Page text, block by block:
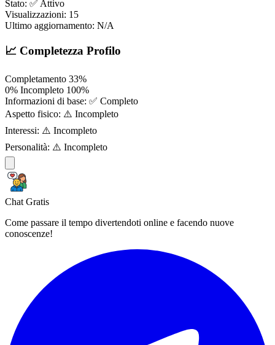
Stato: ✅ Attivo
Visualizzazioni: 15
Ultimo aggiornamento: N/A
📈 Completezza Profilo
Completamento 33%
0% Incompleto 100%
Informazioni di base: ✅ Completo
Aspetto fisico: ⚠️ Incompleto
Interessi: ⚠️ Incompleto
Personalità: ⚠️ Incompleto
Chat Gratis
Come passare il tempo divertendoti online e facendo nuove
conoscenze!